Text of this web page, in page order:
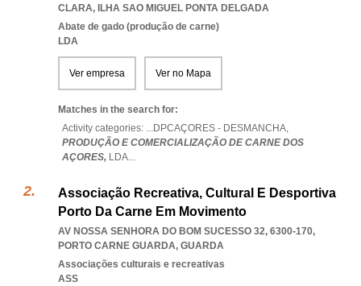
CLARA, ILHA SAO MIGUEL PONTA DELGADA
Abate de gado (produção de carne)
LDA
Ver empresa Ver no Mapa
Matches in the search for:
Activity categories: ...DPCAÇORES - DESMANCHA,
PRODUÇÃO E COMERCIALIZAÇÃO DE CARNE DOS
AÇORES, LDA...
Associação Recreativa, Cultural E Desportiva
Porto Da Carne Em Movimento
AV NOSSA SENHORA DO BOM SUCESSO 32, 6300-170,
PORTO CARNE GUARDA, GUARDA
Associações culturais e recreativas
ASS